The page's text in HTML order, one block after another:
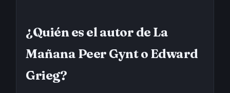
¿Quién es el autor de La
Mañana Peer Gynt o Edward
Grieg?